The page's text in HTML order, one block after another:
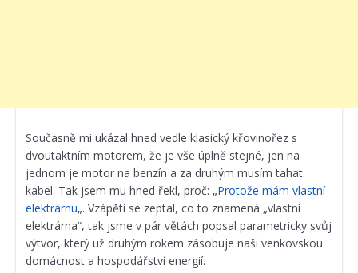
Současně mi ukázal hned vedle klasický křovinořez s
dvoutaktním motorem, že je vše úplně stejné, jen na
jednom je motor na benzín a za druhým musím tahat
kabel. Tak jsem mu hned řekl, proč: „Protože mám vlastní
elektrárnu„. Vzápětí se zeptal, co to znamená „vlastní
elektrárna“, tak jsme v pár větách popsal parametricky svůj
výtvor, který už druhým rokem zásobuje naši venkovskou
domácnost a hospodářství energií.